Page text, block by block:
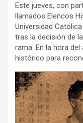
Este jueves, con
llamados Elencos
Universidad
tras la decisión de
rama. En la hora
histórico para